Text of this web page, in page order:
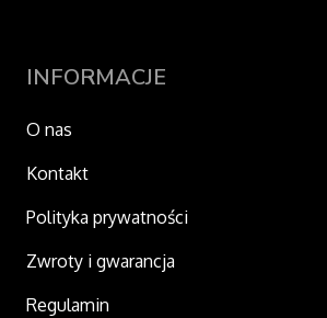
INFORMACJE
O nas
Kontakt
Polityka prywatności
Zwroty i gwarancja
Regulamin